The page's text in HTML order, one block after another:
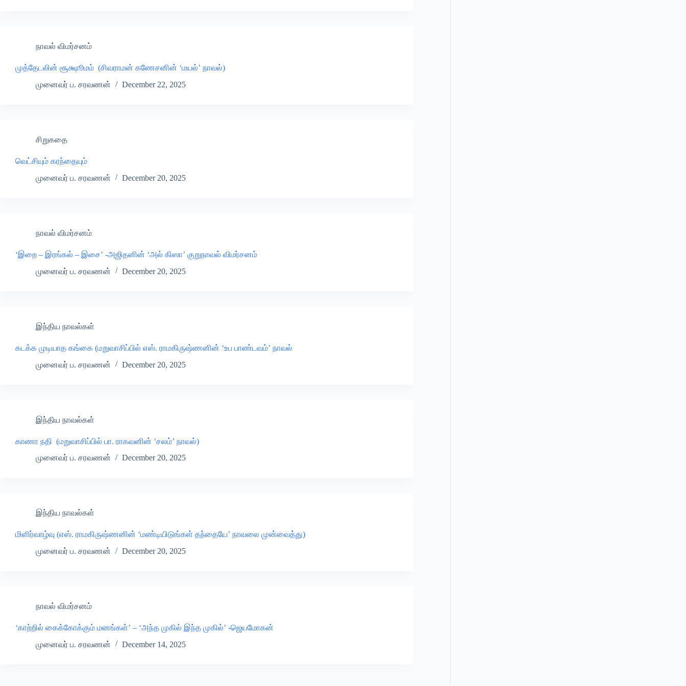
நாவல் விமர்சனம்
முத்தேடலின் சூக்ஷூமம் (சிவராமன் கணேசனின் ‘மயல்’ நாவல்)
முனைவர் ப. சரவணன்
December 22, 2025
சிறுகதை
வெட்சியும் கரந்தையும்
முனைவர் ப. சரவணன்
December 20, 2025
நாவல் விமர்சனம்
‘இறை – இரங்கல் – இசை’ -அஜிதனின் ‘அல் கிஸா’ குறுநாவல் விமர்சனம்
முனைவர் ப. சரவணன்
December 20, 2025
இந்திய நாவல்கள்
கடக்க முடியாத கங்கை (மறுவாசிப்பில் எஸ். ராமகிருஷ்ணனின் ‘உப பாண்டவம்’ நாவல்
முனைவர் ப. சரவணன்
December 20, 2025
இந்திய நாவல்கள்
காணா நதி (மறுவாசிப்பில் பா. ராகவனின் ‘சலம்’ நாவல்)
முனைவர் ப. சரவணன்
December 20, 2025
இந்திய நாவல்கள்
மிளிர்வாழ்வு (எஸ். ராமகிருஷ்ணனின் ‘மண்டியிடுங்கள் தந்தையே’ நாவலை முன்வைத்து)
முனைவர் ப. சரவணன்
December 20, 2025
நாவல் விமர்சனம்
‘காற்றில் கைக்கோக்கும் மனங்கள்’ – ‘அந்த முகில் இந்த முகில்’ -ஜெயமோகன்
முனைவர் ப. சரவணன்
December 14, 2025